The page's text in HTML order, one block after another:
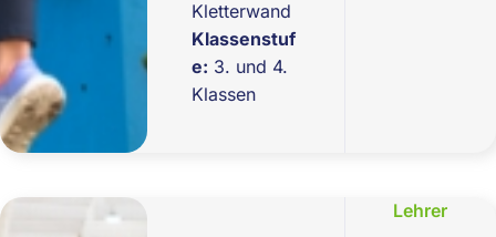
Kletterwand
Klassenstuf
e: 3. und 4.
Klassen
Lehrer